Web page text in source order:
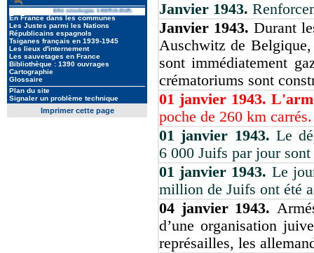
Chronologie 1905/1945
En France dans les communes
Les Justes parmi les Nations
Républicains espagnols
Tsiganes français en 1939-1945
Les lieux d'internement
Les sauvetages en France
Bibliothèque : 1390 ouvrages
Cartographie
Glossaire
Plan du site
Signaler un problème technique
Imprimer cette page
Janvier 1943.
Janvier 1943. Durant
Auschwitz de
sont immédiatement
crématoriums sont
01 janvier 1943.
poche de 260 km carrés.
01 janvier 1943. Le
6 000 Juifs par jour
01 janvier 1943. Le
million de Juifs ont été
04 janvier 1943.
d’une organisation
représailles, les